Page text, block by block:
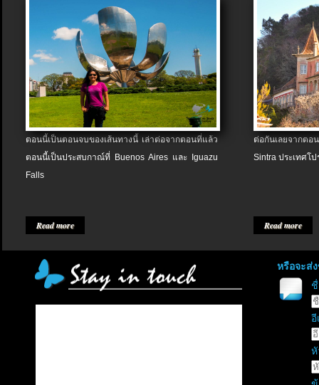
ตอนนี้เป็นตอนจบของเส้นทางนี้ เล่าต่อจากตอนที่แล้ว
ตอนนี้เป็นประสบกาณ์ที่ Buenos Aires และ Iguazu
Falls
Read more
ต่อกันเลยจากต
Sintra ประเทศโป
Read more
หรือจะส่
อี
หั